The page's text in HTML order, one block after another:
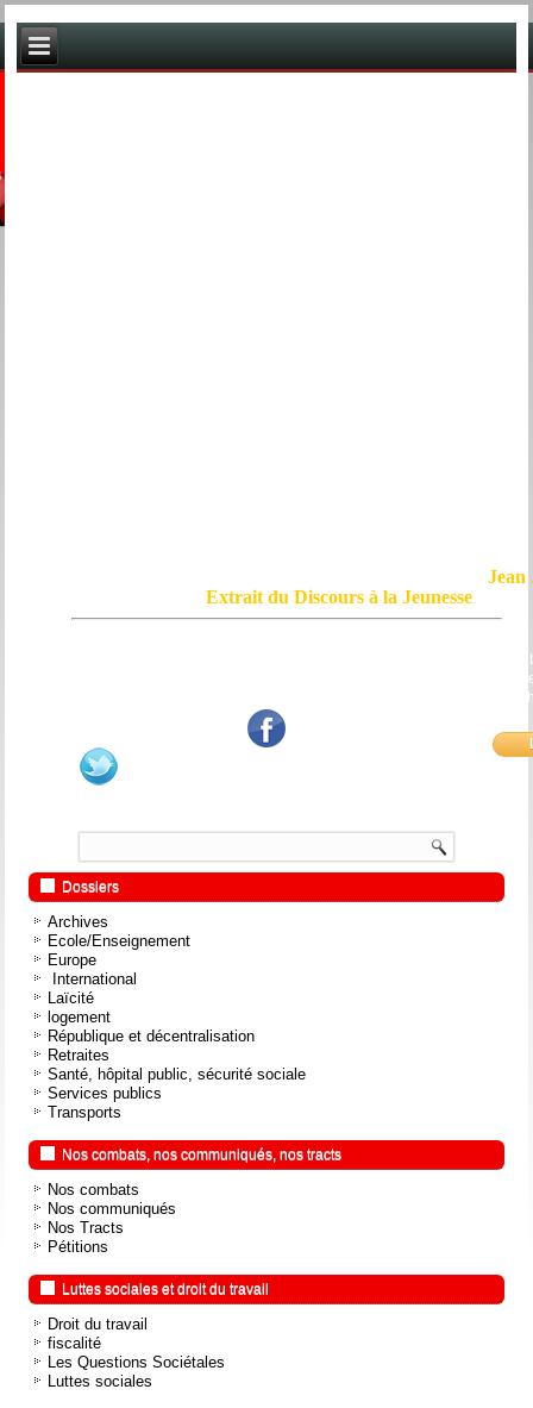
Jean
Extrait du Discours à la Jeunesse
mensonge triomphant qui passe, et de ne pas faire écho, de notre
bouche et de nos mains aux applaudissements imbéciles et aux
Dossiers
Archives
Ecole/Enseignement
Europe
International
Laïcité
logement
République et décentralisation
Retraites
Santé, hôpital public, sécurité sociale
Services publics
Transports
Nos combats, nos communiqués, nos tracts
Nos combats
Nos communiqués
Nos Tracts
Pétitions
Luttes sociales et droit du travail
Droit du travail
fiscalité
Les Questions Sociétales
Luttes sociales